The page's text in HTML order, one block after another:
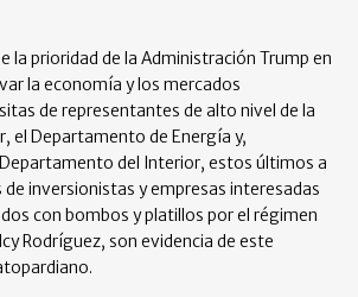
la prioridad de la Administración Trump en
la economía y los mercados
de representantes de alto nivel de la
el Departamento de Energía y,
del Interior, estos últimos a
de inversionistas y empresas interesadas
con bombos y platillos por el régimen
Rodríguez, son evidencia de este